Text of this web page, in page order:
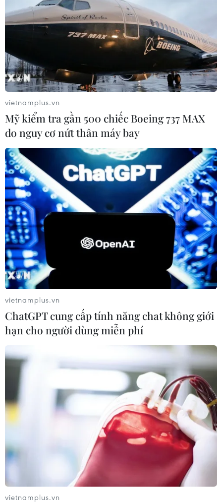
vietnamplus.vn
Mỹ kiểm tra gần 500 chiếc Boeing 737 MAX
do nguy cơ nứt thân máy bay
vietnamplus.vn
ChatGPT cung cấp tính năng chat không giới
hạn cho người dùng miễn phí
vietnamplus.vn